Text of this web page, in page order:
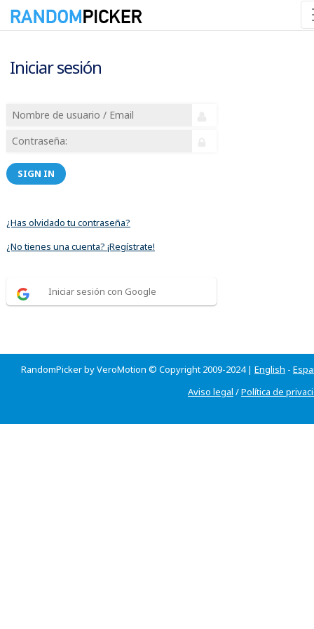
Iniciar sesión
SIGN IN
¿Has olvidado tu contraseña?
¿No tienes una cuenta? ¡Regístrate!
Iniciar sesión con Google
RandomPicker by VeroMotion © Copyright 2009-2024 | English -
Aviso legal /Política de